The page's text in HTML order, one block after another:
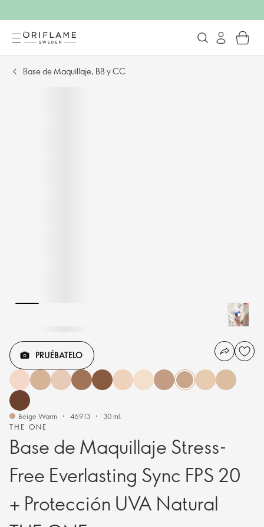
Base de Maquillaje, BB y CC
THE ONE
Base de Maquillaje Stress-
Free Everlasting Sync FPS 20
+ Protección UVA Natural
PRUÉBATELO
Beige Warm 46913 30 ml.